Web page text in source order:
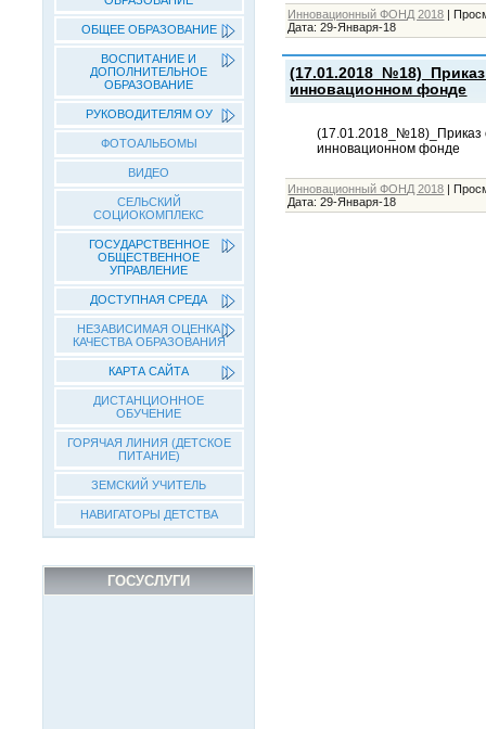
ОБЩЕЕ ОБРАЗОВАНИЕ
ВОСПИТАНИЕ И
ДОПОЛНИТЕЛЬНОЕ
ОБРАЗОВАНИЕ
РУКОВОДИТЕЛЯМ ОУ
ФОТОАЛЬБОМЫ
ВИДЕО
СЕЛЬСКИЙ
СОЦИОКОМПЛЕКС
ГОСУДАРСТВЕННОЕ
ОБЩЕСТВЕННОЕ
УПРАВЛЕНИЕ
ДОСТУПНАЯ СРЕДА
НЕЗАВИСИМАЯ ОЦЕНКА
КАЧЕСТВА ОБРАЗОВАНИЯ
КАРТА САЙТА
ДИСТАНЦИОННОЕ
ОБУЧЕНИЕ
ГОРЯЧАЯ ЛИНИЯ (ДЕТСКОЕ
ПИТАНИЕ)
ЗЕМСКИЙ УЧИТЕЛЬ
НАВИГАТОРЫ ДЕТСТВА
ГОСУСЛУГИ
Инновационный ФОНД 2018
Дата: 29-Января-18
инновационном фонде
(17.01.2018_№18)_Приказ
инновационном фонде
Инновационный ФОНД 2018
Дата: 29-Января-18